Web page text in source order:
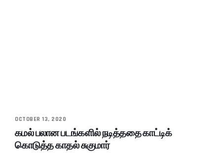
OCTOBER 13, 2020
கமல் பலான படங்களில் நடித்ததை காட்டிக்
கொடுத்த காதல் சுகுமார்